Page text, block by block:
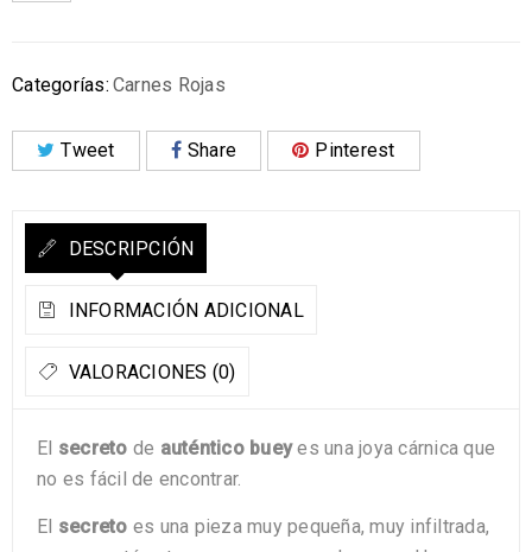
Categorías: Carnes Rojas
Tweet Share Pinterest
DESCRIPCIÓN
INFORMACIÓN ADICIONAL
VALORACIONES (0)
El secreto de auténtico bueyes una joya cárnica que
no es fácil de encontrar.
El secreto es una pieza muy pequeña, muy infiltrada,